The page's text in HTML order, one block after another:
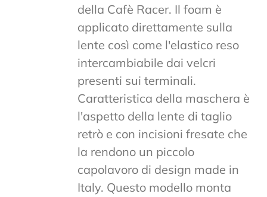
della Cafè Racer. Il foam è
applicato direttamente sulla
lente così come l'elastico reso
intercambiabile dai velcri
presenti sui terminali.
Caratteristica della maschera è
l'aspetto della lente di taglio
retrò e con incisioni fresate che
la rendono un piccolo
capolavoro di design made in
Italy. Questo modello monta